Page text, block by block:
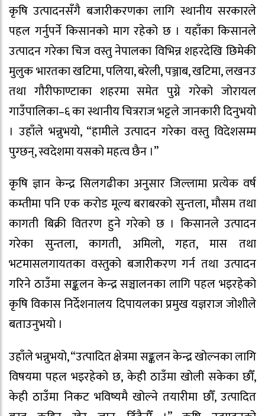
कृषि उत्पादनसँगै बजारीकरणका लागि स्थानीय सरकारले
पहल गर्नुपर्ने किसानको माग रहेको छ । यहाँका किसानले
उत्पादन गरेका चिज वस्तु नेपालका विभिन्न शहरदेखि छिमेकी
मुलुक भारतका खटिमा, पलिया, बरेली, पञ्जाब, खटिमा, लखनउ
तथा गौरीफाण्टाका शहरमा समेत पुग्ने गरेको जोरायल
गाउँपालिका–६ का स्थानीय चित्रराज भट्टले जानकारी दिनुभयो
। उहाँले भन्नुभयो, “हामीले उत्पादन गरेका वस्तु विदेशसम्म
पुग्छन्, स्वदेशमा यसको महत्व छैन ।”
कृषि ज्ञान केन्द्र सिलगढीका अनुसार जिल्लामा प्रत्येक वर्ष
कम्तीमा पनि एक करोड मूल्य बराबरको सुन्तला, मौसम तथा
कागती बिक्री वितरण हुने गरेको छ । किसानले उत्पादन
गरेका सुन्तला, कागती, अमिलो, गहत, मास तथा
भटमासलगायतका वस्तुको बजारीकरण गर्न तथा उत्पादन
गरिने ठाउँमा सङ्कलन केन्द्र सञ्चालनका लागि पहल भइरहेको
कृषि विकास निर्देशनालय दिपायलका प्रमुख यज्ञराज जोशीले
बताउनुभयो ।
उहाँले भन्नुभयो, “उत्पादित क्षेत्रमा सङ्कलन केन्द्र खोल्नका लागि
विषयमा पहल भइरहेको छ, केही ठाउँमा खोली सकेका छौँ,
केही ठाउँमा निकट भविष्यमै खोल्ने तयारीमा छौँ, उत्पादित